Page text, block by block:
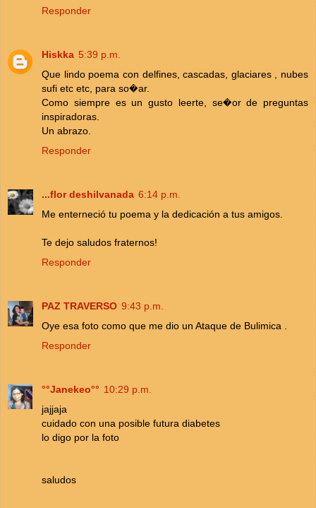
Responder
Hiskka 5:39 p.m.
Que lindo poema con delfines, cascadas, glaciares , nubes
sufi etc etc, para so�ar.
Como siempre es un gusto leerte, se�or de preguntas
inspiradoras.
Un abrazo.
Responder
...flor deshilvanada 6:14 p.m.
Me enterneció tu poema y la dedicación a tus amigos.
Te dejo saludos fraternos!
Responder
PAZ TRAVERSO 9:43 p.m.
Oye esa foto como que me dio un Ataque de Bulimica .
Responder
°°Janekeo°° 10:29 p.m.
jajjaja
cuidado con una posible futura diabetes
lo digo por la foto
saludos